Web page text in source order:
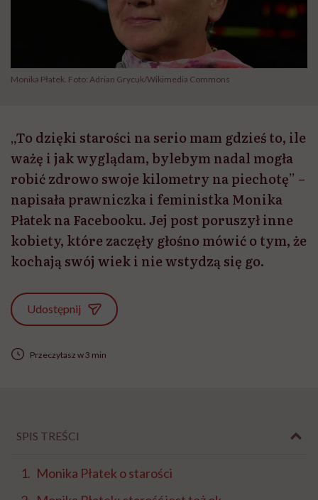
Monika Płatek. Foto: Adrian Grycuk/Wikimedia Commons
„To dzięki starości na serio mam gdzieś to, ile
ważę i jak wyglądam, bylebym nadal mogła
robić zdrowo swoje kilometry na piechotę” –
napisała prawniczka i feministka Monika
Płatek na Facebooku. Jej post poruszył inne
kobiety, które zaczęły głośno mówić o tym, że
kochają swój wiek i nie wstydzą się go.
Udostępnij
Przeczytasz w 3 min
SPIS TREŚCI
Monika Płatek o starości